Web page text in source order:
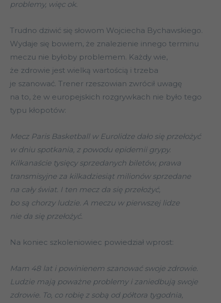
problemy, więc ok.
Trudno dziwić się słowom Wojciecha Bychawskiego.
Wydaje się bowiem, że znalezienie innego terminu
meczu nie byłoby problemem. Każdy wie,
że zdrowie jest wielką wartością i trzeba
je szanować. Trener rzeszowian zwrócił uwagę
na to, że w europejskich rozgrywkach nie było tego
typu kłopotów:
Mecz Paris Basketball w Eurolidze dało się przełożyć
w dniu spotkania, z powodu epidemii grypy.
Kilkanaście tysięcy sprzedanych biletów, prawa
transmisyjne za kilkadziesiąt milionów sprzedane
na cały świat. I ten mecz da się przełożyć,
bo są chorzy ludzie. A meczu w pierwszej lidze
nie da się przełożyć.
Na koniec szkoleniowiec powiedział wprost:
Mam 48 lat i powinienem szanować swoje zdrowie.
Ludzie mają poważne problemy i zaniedbują swoje
zdrowie. To, co robię z sobą od półtora tygodnia,